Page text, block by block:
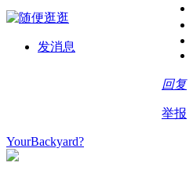
发消息
回复
举报
YourBackyard?